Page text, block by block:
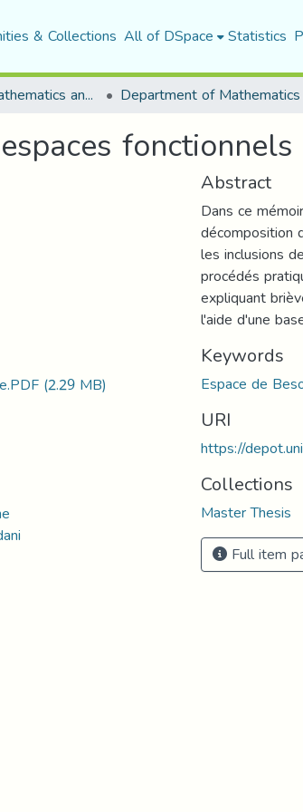
& Collections All of DSpace Statistics
Faculty of Mathematics and Computer Science Department of Mathematics
(2.29 MB)
Abstract
Dans ce
décomposition
les inclusions
procédés
expliquant
l'aide d'une
Keywords
Espace de
URI
https://
Collections
Master Thesis
Full item